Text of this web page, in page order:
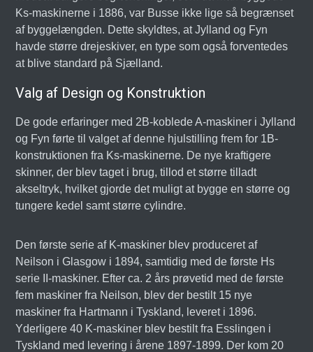
Ks-maskinerne i 1886, var Busse ikke lige så begrænset
af byggelængden. Dette skyldtes, at Jylland og Fyn
havde større drejeskiver, en type som også forventedes
at blive standard på Sjælland.
Valg af Design og Konstruktion
De gode erfaringer med 2B-koblede A-maskiner i Jylland
og Fyn førte til valget af denne hjulstilling frem for 1B-
konstruktionen fra Ks-maskinerne. De nye kraftigere
skinner, der blev taget i brug, tillod et større tilladt
akseltryk, hvilket gjorde det muligt at bygge en større og
tungere kedel samt større cylindre.
Den første serie af K-maskiner blev produceret af
Neilson i Glasgow i 1894, samtidig med de første Hs
serie II-maskiner. Efter ca. 2 års prøvetid med de første
fem maskiner fra Neilson, blev der bestilt 15 nye
maskiner fra Hartmann i Tyskland, leveret i 1896.
Yderligere 40 K-maskiner blev bestilt fra Esslingen i
Tyskland med levering i årene 1897-1899. Der kom 20